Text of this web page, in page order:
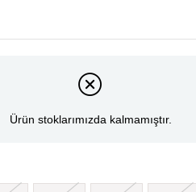
Ürün stoklarımızda kalmamıştır.